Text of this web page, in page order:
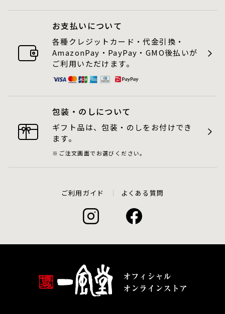
お支払いについて
各種クレジットカード・代金引換・
AmazonPay・PayPay・GMO後払いが
ご利用いただけます。
包装・のしについて
ギフト品は、包装・のしをお付けでき
ます。
ご注文画面でお選びください。
ご利用ガイド よくある質問